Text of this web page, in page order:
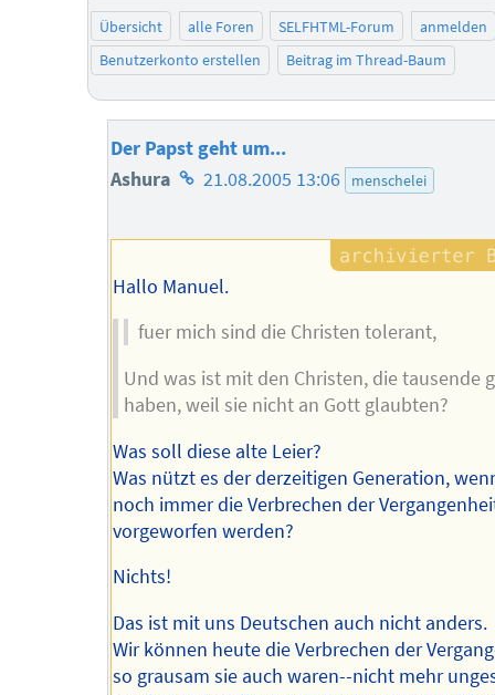
Übersicht alle Foren SELFHTML-Forum
anmelden
Benutzerkonto erstellen
Beitrag im Thread-Baum
Der Papst geht um...
Ashura Homepage
Autors
21.08.2005 13:06 menschelei
Hallo Manuel.
fuer mich sind die Christen tolerant,
Und was ist mit den Christen, die tausende
haben, weil sie nicht an Gott glaubten?
Was soll diese alte Leier?
Was nützt es der derzeitigen Generation,
noch immer die Verbrechen der
vorgeworfen werden?
Nichts!
Das ist mit uns Deutschen auch nicht anders.
Wir können heute die Verbrechen der
so grausam sie auch waren--nicht mehr